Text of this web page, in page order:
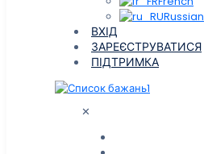
Russian
ВХІД
ЗАРЕЄСТРУВАТИСЯ
ПІДТРИМКА
1
✕